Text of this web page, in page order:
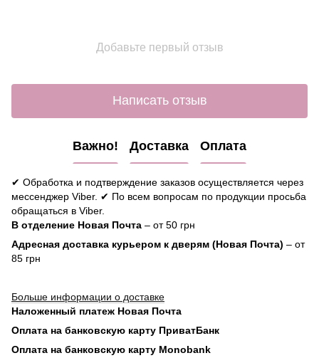
Добавьте первый отзыв
Написать отзыв
Важно! Доставка Оплата
✔ Обработка и подтверждение заказов осуществляется через
мессенджер Viber. ✔ По всем вопросам по продукции просьба
обращаться в Viber.
В отделение Новая Почта – от 50 грн
Адресная доставка курьером к дверям (Новая Почта) – от
85 грн
Больше информации о доставке
Наложенный платеж Новая Почта
Оплата на банковскую карту ПриватБанк
Оплата на банковскую карту Monobank